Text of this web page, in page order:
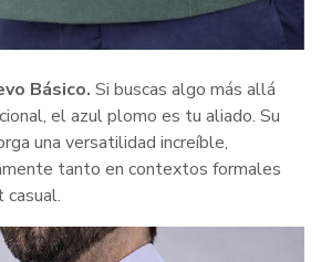
Básico. Si buscas algo más allá
el azul plomo es tu aliado. Su
una versatilidad increíble,
tanto en contextos formales
casual.